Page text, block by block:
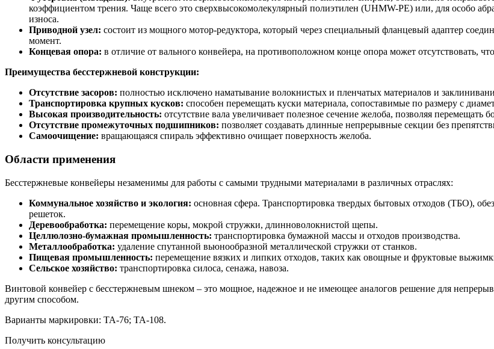
коэффициентом трения. Чаще всего это сверхвысокомолекулярный полиэтилен (UHMW-PE) или, для особо
износа.
Приводной узел: состоит из мощного мотор-редуктора, который через специальный фланцевый адаптер
момент.
Концевая опора: в отличие от вального конвейера, на противоположном конце опора может отсутствовать,
Преимущества бесстержневой конструкции:
Отсутствие засоров: полностью исключено наматывание волокнистых и пленчатых материалов и
Транспортировка крупных кусков: способен перемещать куски материала, сопоставимые по размеру с
Высокая производительность: отсутствие вала увеличивает полезное сечение желоба, позволяя перемещать
Отсутствие промежуточных подшипников: позволяет создавать длинные непрерывные секции без
Самоочищение: вращающаяся спираль эффективно очищает поверхность желоба.
Области применения
Бесстержневые конвейеры незаменимы для работы с самыми трудными материалами в различных отраслях:
Коммунальное хозяйство и экология: основная сфера. Транспортировка твердых бытовых отходов (ТБО),
решеток.
Деревообработка: перемещение коры, мокрой стружки, длинноволокнистой щепы.
Целлюлозно-бумажная промышленность: транспортировка бумажной массы и отходов производства.
Металлообработка: удаление спутанной вьюнообразной металлической стружки от станков.
Пищевая промышленность: перемещение вязких и липких отходов, таких как овощные и фруктовые
Сельское хозяйство: транспортировка силоса, сенажа, навоза.
Винтовой конвейер с бесстержневым шнеком – это мощное, надежное и не имеющее аналогов решение для
другим способом.
Варианты маркировки: ТА-76; ТА-108.
Получить консультацию